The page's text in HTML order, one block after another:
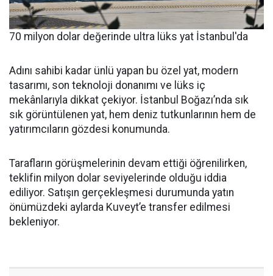
70 milyon dolar değerinde ultra lüks yat İstanbul'da
Adını sahibi kadar ünlü yapan bu özel yat, modern
tasarımı, son teknoloji donanımı ve lüks iç
mekânlarıyla dikkat çekiyor. İstanbul Boğazı’nda sık
sık görüntülenen yat, hem deniz tutkunlarının hem de
yatırımcıların gözdesi konumunda.
Tarafların görüşmelerinin devam ettiği öğrenilirken,
teklifin milyon dolar seviyelerinde olduğu iddia
ediliyor. Satışın gerçekleşmesi durumunda yatın
önümüzdeki aylarda Kuveyt’e transfer edilmesi
bekleniyor.